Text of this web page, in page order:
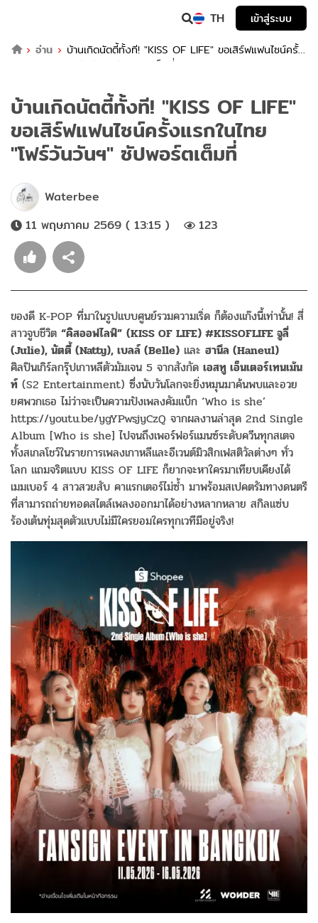
TH
เข้าสู่ระบบ
อ่าน
บ้านเกิดนัตตี้ทั้งที! "KISS OF LIFE" ขอเสิร์ฟแฟนไซน์ครั้ง
แรกในไทย "โฟร์วันวันฯ" ซัปพอร์ตเต็มที่
บ้านเกิดนัตตี้ทั้งที! "KISS OF LIFE"
ขอเสิร์ฟแฟนไซน์ครั้งแรกในไทย
"โฟร์วันวันฯ" ซัปพอร์ตเต็มที่
Waterbee
11 พฤษภาคม 2569 ( 13:15 )
123
ของดี K-POP ที่มาในรูปแบบศูนย์รวมความเริ่ด ก็ต้องแก๊งนี้เท่านั้น! สี่
สาวจูบชีวิต “คิสออฟไลฟ์” (KISS OF LIFE) #KISSOFLIFE จูลี่
(Julie), นัตตี้ (Natty), เบลล์ (Belle) และ ฮานึล (Haneul)
ศิลปินเกิร์ลกรุ๊ปเกาหลีตัวมัมเจน 5 จากสังกัด เอสทู เอ็นเตอร์เทนเม้น
ท์ (S2 Entertainment) ซึ่งนับวันโลกจะยิ่งหมุนมาค้นพบและอวย
ยศพวกเธอ ไม่ว่าจะเป็นความปังเพลงคัมแบ็ก ‘Who is she’
https://youtu.be/ygYPwsjyCzQ จากผลงานล่าสุด 2nd Single
Album [Who is she] ไปจนถึงเพอร์ฟอร์แมนซ์ระดับควีนทุกสเตจ
ทั้งสเกลโชว์ในรายการเพลงเกาหลีและอีเวนต์มิวสิกเฟสติวัลต่างๆ ทั่ว
โลก แถมจริตแบบ KISS OF LIFE ก็ยากจะหาใครมาเทียบเคียงได้
เมมเบอร์ 4 สาวสวยสับ คาแรกเตอร์ไม่ซ้ำ มาพร้อมสเปคตรัมทางดนตรี
ที่สามารถถ่ายทอดสไตล์เพลงออกมาได้อย่างหลากหลาย สกิลแซ่บ
ร้องเต้นทุ่มสุดตัวแบบไม่มีใครยอมใครทุกเวทีมีอยู่จริง!